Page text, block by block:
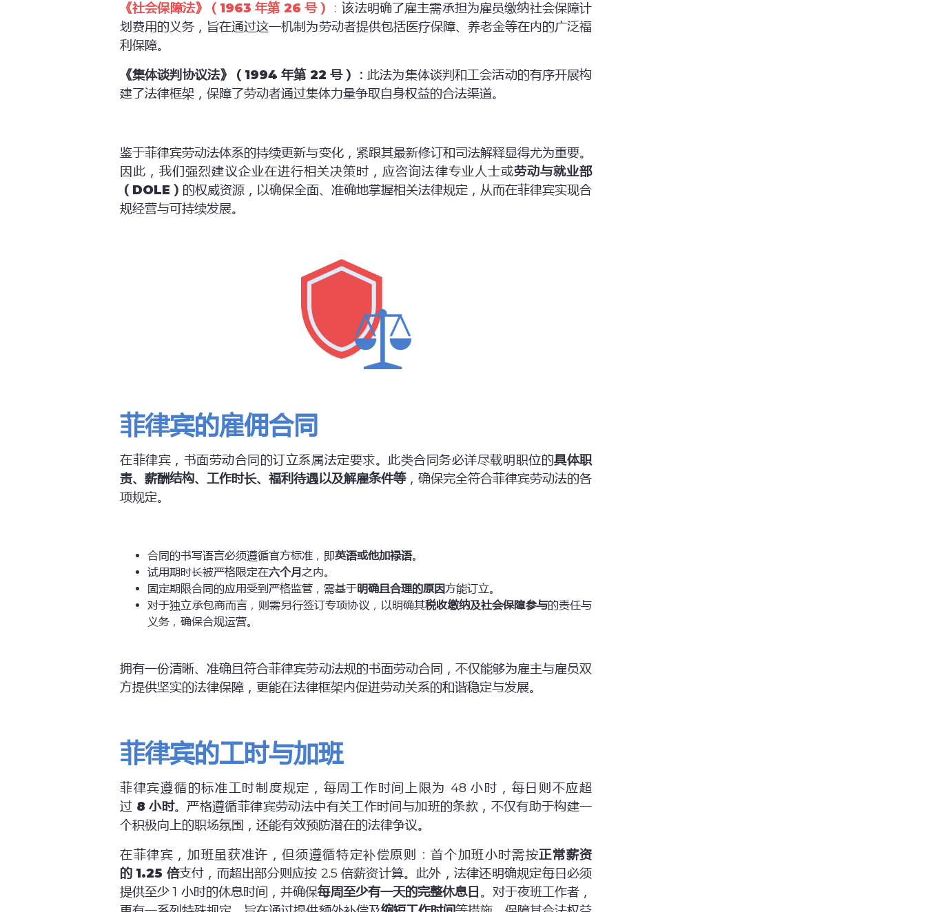
《社会保障法》（1963 年第 26 号） ：该法明确了雇主需承担为雇员缴纳社会保障计
划费用的义务，旨在通过这一机制为劳动者提供包括医疗保障、养老金等在内的广泛福
利保障。
《集体谈判协议法》（1994 年第 22 号）： 此法为集体谈判和工会活动的有序开展构
建了法律框架，保障了劳动者通过集体力量争取自身权益的合法渠道。
鉴于菲律宾劳动法体系的持续更新与变化，紧跟其最新修订和司法解释显得尤为重要。
因此，我们强烈建议企业在进行相关决策时，应咨询法律专业人士或劳动与就业部
（DOLE） 的权威资源，以确保全面、准确地掌握相关法律规定，从而在菲律宾实现合
规经营与可持续发展。
菲律宾的雇佣合同
在菲律宾，书面劳动合同的订立系属法定要求。此类合同务必详尽载明职位的具体职
责、薪酬结构、工作时长、福利待遇以及解雇条件等，确保完全符合菲律宾劳动法的各
项规定。
合同的书写语言必须遵循官方标准，即英语或他加禄语。
试用期时长被严格限定在六个月之内。
固定期限合同的应用受到严格监管，需基于明确且合理的原因方能订立。
对于独立承包商而言，则需另行签订专项协议，以明确其税收缴纳及社会保障参与的责任与
义务，确保合规运营。
拥有一份清晰、准确且符合菲律宾劳动法规的书面劳动合同，不仅能够为雇主与雇员双
方提供坚实的法律保障，更能在法律框架内促进劳动关系的和谐稳定与发展。
菲律宾的工时与加班
菲律宾遵循的标准工时制度规定，每周工作时间上限为 48 小时，每日则不应超
过 8 小时。严格遵循菲律宾劳动法中有关工作时间与加班的条款，不仅有助于构建一
个积极向上的职场氛围，还能有效预防潜在的法律争议。
在菲律宾，加班虽获准许，但须遵循特定补偿原则：首个加班小时需按正常薪资
的 1.25 倍支付，而超出部分则应按 2.5 倍薪资计算。此外，法律还明确规定每日必须
提供至少 1 小时的休息时间，并确保每周至少有一天的完整休息日 。对于夜班工作者，